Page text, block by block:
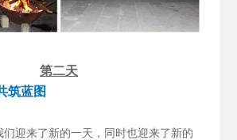
第二天
筑蓝图
迎来了新的一天，同时也迎来了新的